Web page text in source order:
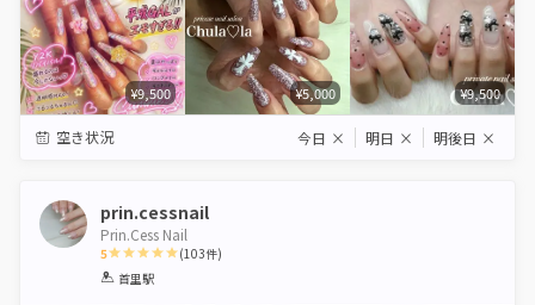
¥9,500 ¥5,000 ¥9,500
空き状況 今日 × 明日 × 明後日 ×
prin.cessnail
Prin.Cess Nail
5
1 2 3 4
(103件)
首里駅